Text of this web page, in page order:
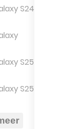
S24
S25
S25